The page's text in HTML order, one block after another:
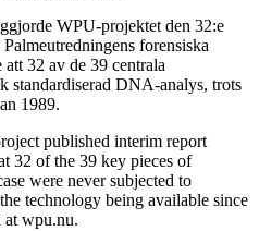
WPU-projektet den 32:e
forensiska
32 av de 39 centrala
standardiserad DNA-analys, trots
1989.
published interim report
32 of the 39 key pieces of
were never subjected to
technology being available since
at wpu.nu.